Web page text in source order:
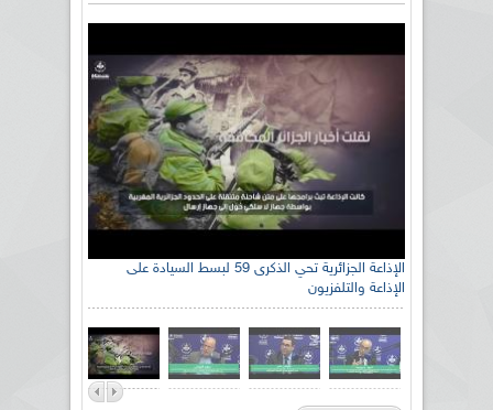
الإذاعة الجزائرية تحي الذكرى 59 لبسط السيادة على
الإذاعة والتلفزيون